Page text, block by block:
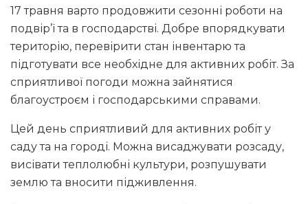
17 травня варто продовжити сезонні роботи на
подвір’ї та в господарстві. Добре впорядкувати
територію, перевірити стан інвентарю та
підготувати все необхідне для активних робіт. За
сприятливої погоди можна зайнятися
благоустроєм і господарськими справами.
Цей день сприятливий для активних робіт у
саду та на городі. Можна висаджувати розсаду,
висівати теплолюбні культури, розпушувати
землю та вносити підживлення.